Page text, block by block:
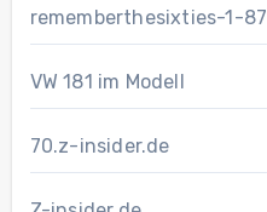
rememberthesixties-1-87
VW 181 im Modell
70.z-insider.de